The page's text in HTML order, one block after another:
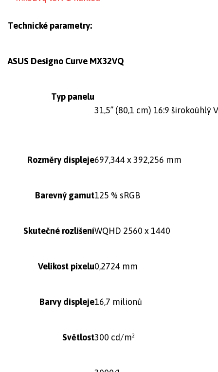
Technické parametry:
ASUS Designo Curve MX32VQ
Typ panelu
31,5’’ (80,1 cm) 16:9 širokoúhlý
Rozměry displeje697,344 x 392,256 mm
Barevný gamut125 % sRGB
Skutečné rozlišeníWQHD 2560 x 1440
Velikost pixelu0,2724 mm
Barvy displeje16,7 milionů
Světlost300 cd/m²